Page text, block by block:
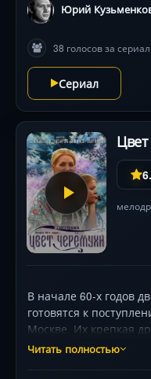
Юрий
38 голосов за
Сериал
В начале 60-х годов
готовятся к
Москве. Их крепкая
детства, сплачивает
Читать полностью